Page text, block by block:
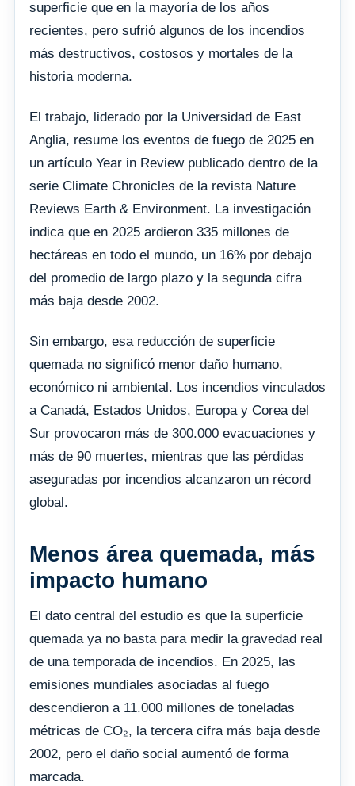
superficie que en la mayoría de los años
recientes, pero sufrió algunos de los incendios
más destructivos, costosos y mortales de la
historia moderna.
El trabajo, liderado por la Universidad de East
Anglia, resume los eventos de fuego de 2025 en
un artículo Year in Review publicado dentro de la
serie Climate Chronicles de la revista Nature
Reviews Earth & Environment. La investigación
indica que en 2025 ardieron 335 millones de
hectáreas en todo el mundo, un 16% por debajo
del promedio de largo plazo y la segunda cifra
más baja desde 2002.
Sin embargo, esa reducción de superficie
quemada no significó menor daño humano,
económico ni ambiental. Los incendios vinculados
a Canadá, Estados Unidos, Europa y Corea del
Sur provocaron más de 300.000 evacuaciones y
más de 90 muertes, mientras que las pérdidas
aseguradas por incendios alcanzaron un récord
global.
Menos área quemada, más
impacto humano
El dato central del estudio es que la superficie
quemada ya no basta para medir la gravedad real
de una temporada de incendios. En 2025, las
emisiones mundiales asociadas al fuego
descendieron a 11.000 millones de toneladas
métricas de CO₂, la tercera cifra más baja desde
2002, pero el daño social aumentó de forma
marcada.